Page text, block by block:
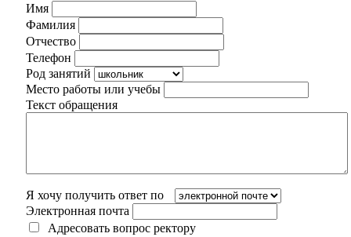
Имя
Фамилия
Отчество
Телефон
Род занятий
Место работы или учебы
Текст обращения
Я хочу получить ответ по
Электронная почта
Адресовать вопрос ректору